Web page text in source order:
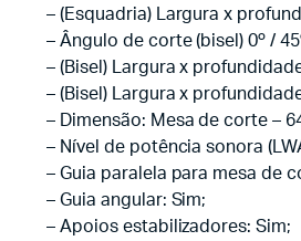
– (Esquadria) Largura x
– Ângulo de corte (bisel) 0º /
– (Bisel) Largura x
– (Bisel) Largura x
– Dimensão: Mesa de corte –
– Nível de potência sonora
– Guia paralela para mesa de
– Guia angular: Sim;
– Apoios estabilizadores: Sim;